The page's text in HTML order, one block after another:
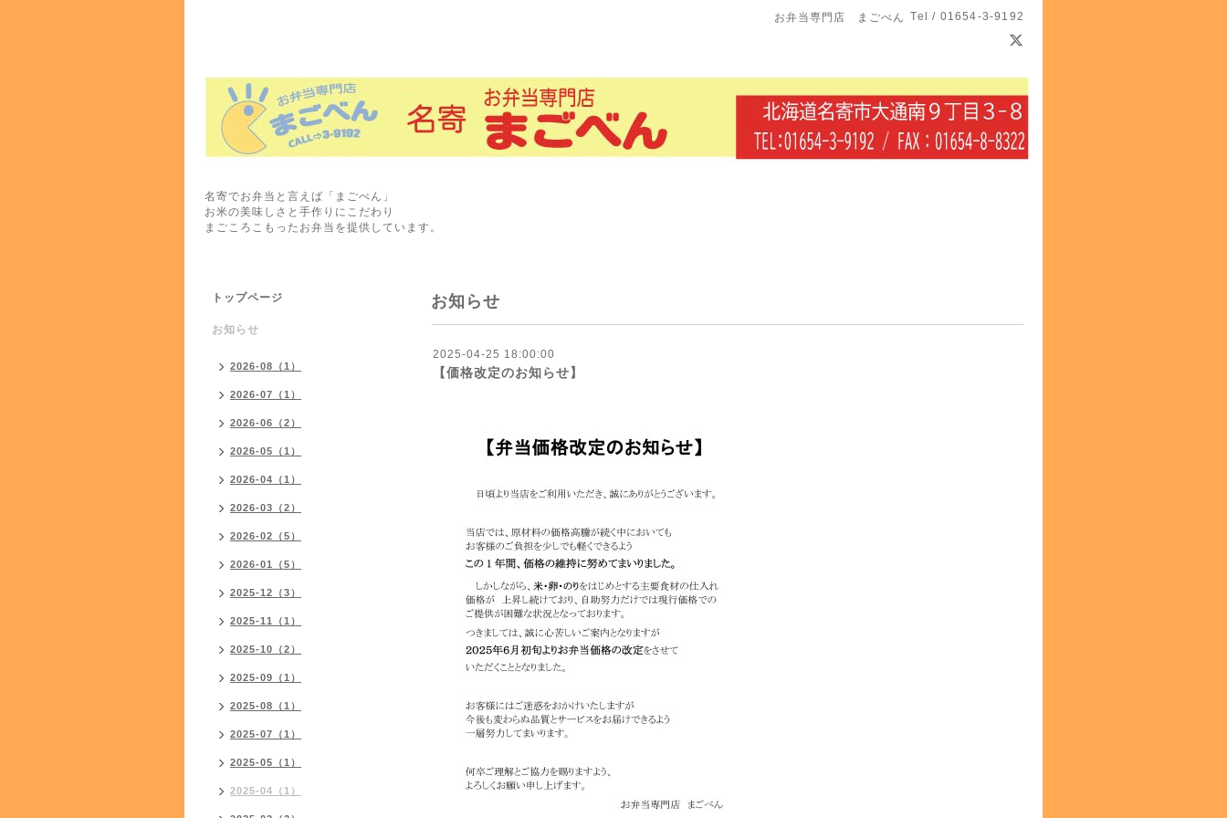
お弁当専門店 まごべん Tel / 01654-3-9192
名寄でお弁当と言えば「まごべん」
お米の美味しさと手作りにこだわり
まごころこもったお弁当を提供しています。
お知らせ
2025-04-25 18:00:00
【価格改定のお知らせ】
トップページ
お知らせ
2026-08（1）
2026-07（1）
2026-06（2）
2026-05（1）
2026-04（1）
2026-03（2）
2026-02（5）
2026-01（5）
2025-12（3）
2025-11（1）
2025-10（2）
2025-09（1）
2025-08（1）
2025-07（1）
2025-05（1）
2025-04（1）